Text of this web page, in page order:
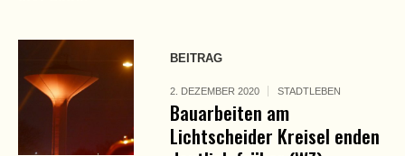
BEITRAG
2. DEZEMBER 2020 STADTLEBEN
Bauarbeiten am
Lichtscheider Kreisel enden